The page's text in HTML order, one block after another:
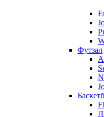
Футзал